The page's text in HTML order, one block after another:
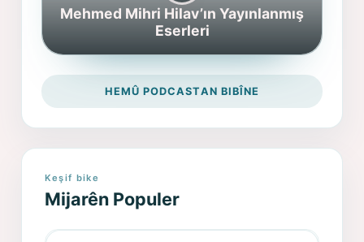
Mehmed Mihri Hilav’ın Yayınlanmış
Eserleri
HEMÛ PODCASTAN BIBÎNE
Keşif bike
Mijarên Populer